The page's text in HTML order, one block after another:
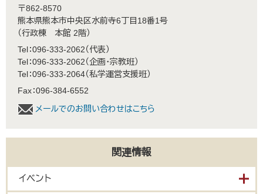
〒862-8570
熊本県熊本市中央区水前寺6丁目18番1号
（行政棟 本館 2階）
Tel：096-333-2062 代表
Tel：096-333-2062 企画・宗教班
Tel：096-333-2064 私学運営支援班
Fax：096-384-6552
メールでのお問い合わせはこちら
関連情報
イベント